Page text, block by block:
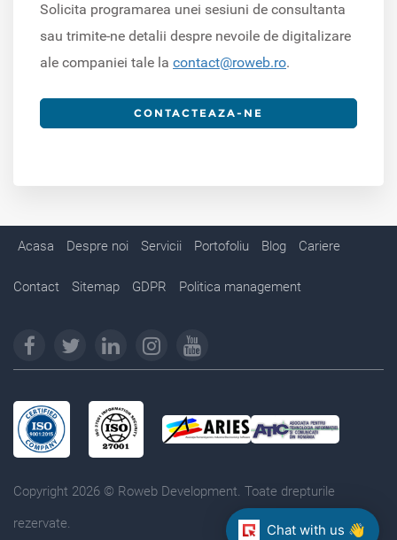
Solicita programarea unei sesiuni de consultanta
sau trimite-ne detalii despre nevoile de digitalizare
ale companiei tale la contact@roweb.ro.
CONTACTEAZA-NE
Acasa Despre noi Servicii Portofoliu Blog Cariere
Contact Sitemap GDPR Politica management
Copyright 2026 © Roweb Development. Toate drepturile
rezervate.
Chat with us 👋